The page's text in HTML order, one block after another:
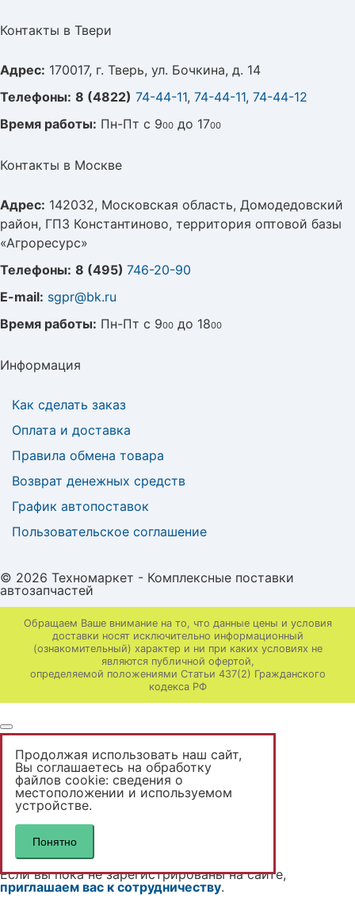
Контакты в Твери
Адрес: 170017, г. Тверь, ул. Бочкина, д. 14
Телефоны: 8 (4822) 74-44-11, 74-44-11, 74-44-12
Время работы: Пн-Пт с 900 до 1700
Контакты в Москве
Адрес: 142032, Московская область, Домодедовский
район, ГПЗ Константиново, территория оптовой базы
«Агроресурс»
Телефоны: 8 (495) 746-20-90
E-mail: sgpr@bk.ru
Время работы: Пн-Пт с 900 до 1800
Информация
Как сделать заказ
Оплата и доставка
Правила обмена товара
Возврат денежных средств
График автопоставок
Пользовательское соглашение
© 2026 Техномаркет - Комплексные поставки
автозапчастей
Обращаем Ваше внимание на то, что данные цены и условия
доставки носят исключительно информационный
(ознакомительный) характер и ни при каких условиях не
являются публичной офертой,
определяемой положениями Статьи 437(2) Гражданского
кодекса РФ
Продолжая использовать наш сайт,
Вы соглашаетесь на обработку
файлов cookie: сведения о
местоположении и используемом
устройстве.
Понятно
Вы неавторизованы
Доступны только розничные цены.
Если вы уже зарегистрированы на сайте,
авторизутесь
Вам будут доступны ваши цены.
Если вы пока не зарегистрированы на сайте,
приглашаем вас к сотрудничеству.